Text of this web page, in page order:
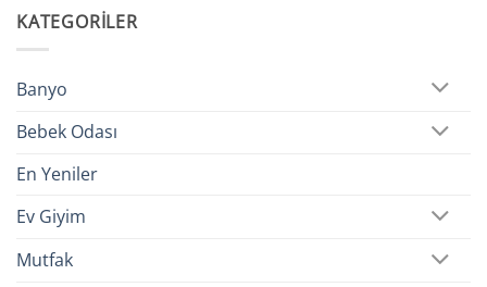
KATEGORILER
Banyo
Bebek Odası
En Yeniler
Ev Giyim
Mutfak